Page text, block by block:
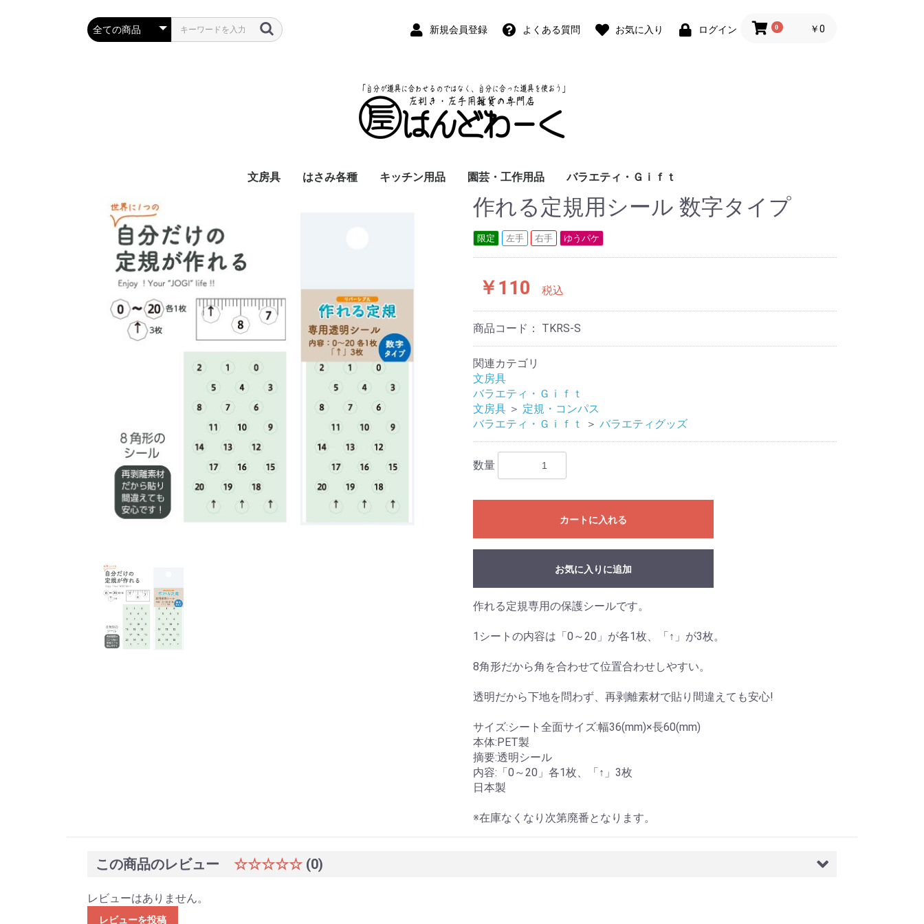
新規会員登録 よくある質問 お気に入り ログイン 0 ￥0
文房具 はさみ各種 キッチン用品 園芸・工作用品
草取鎌
園芸はさみ
メジャー・曲尺
カッター
工作用具・その他
バラエティ・Ｇｉｆｔ
Wallet(財布)
時計
デジタル小物
バラエティグッズ
ファッション小物
京扇子
書籍
作れる定規用シール 数字タイプ
限定 左手 右手 ゆうパケ
￥110 税込
商品コード： TKRS-S
関連カテゴリ
文房具
バラエティ・Ｇｉｆｔ
文房具 ＞ 定規・コンパス
バラエティ・Ｇｉｆｔ
＞ バラエティグッズ
数量
カートに入れる
お気に入りに追加
作れる定規専用の保護シールです。
1シートの内容は「0～20」が各1枚、「↑」が3枚。
8角形だから角を合わせて位置合わせしやすい。
透明だから下地を問わず、再剥離素材で貼り間違えても安心!
サイズ:シート全面サイズ:幅36(mm)×長60(mm)
本体:PET製
摘要:透明シール
内容:「0～20」各1枚、「↑」3枚
日本製
※在庫なくなり次第廃番となります。
この商品のレビュー ☆☆☆☆☆ (0)
レビューはありません。
レビューを投稿